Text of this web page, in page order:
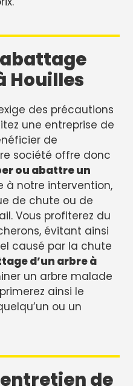
Houilles
des précautions
une entreprise de
de
société offre donc
ou abattre un
à notre intervention,
de chute ou de
Vous profiterez du
évitant ainsi
causé par la chute
d’un arbre à
un arbre malade
ainsi le
ou un
de